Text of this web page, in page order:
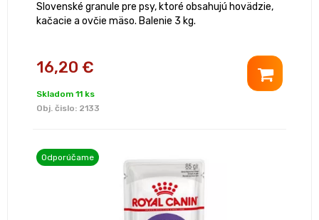
Slovenské granule pre psy, ktoré obsahujú hovädzie,
kačacie a ovčie mäso. Balenie 3 kg.
16,20 €
Skladom 11 ks
Obj. čislo: 2133
Odporúčame